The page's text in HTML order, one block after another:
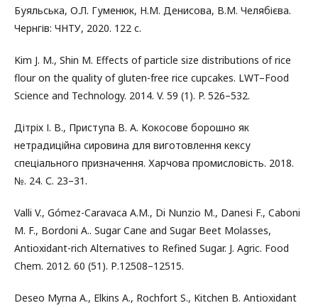
Буяльська, О.Л. Гуменюк, Н.М. Денисова, В.М. Челябієва.
Чернгів: ЧНТУ, 2020. 122 с.
Kim J. M., Shin M. Effects of particle size distributions of rice
flour on the quality of gluten-free rice cupcakes. LWT–Food
Science and Technology. 2014. V. 59 (1). P. 526–532.
Дітріх І. В., Приступа В. А. Кокосове борошно як
нетрадиційна сировина для виготовлення кексу
спеціального призначення. Харчова промисловість. 2018.
№. 24. С. 23–31.
Valli V., Gómez-Caravaca A.М., Di Nunzio M., Danesi F., Caboni
M. F., Bordoni A.. Sugar Cane and Sugar Beet Molasses,
Antioxidant-rich Alternatives to Refined Sugar. J. Agric. Food
Chem. 2012. 60 (51). Р.12508–12515.
Deseo Myrna A., Elkins A., Rochfort S., Kitchen B. Antioxidant